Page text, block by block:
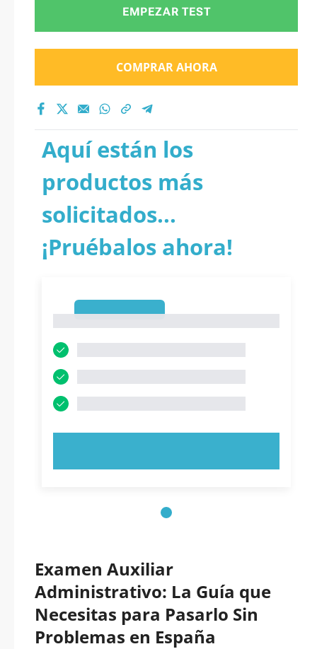
EMPEZAR TEST
COMPRAR AHORA
Aquí están los
productos más
solicitados...
¡Pruébalos ahora!
Examen Auxiliar
Administrativo: La Guía que
Necesitas para Pasarlo Sin
Problemas en España